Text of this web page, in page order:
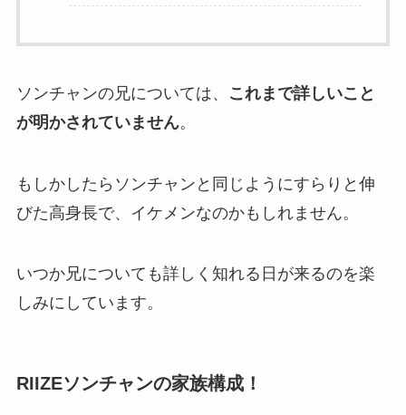
ソンチャンの兄については、
これまで詳しいこと
が明かされていません。
もしかしたらソンチャンと同じようにすらりと伸
びた高身長で、イケメンなのかもしれません。
いつか兄についても詳しく知れる日が来るのを楽
しみにしています。
RIIZEソンチャンの家族構成！